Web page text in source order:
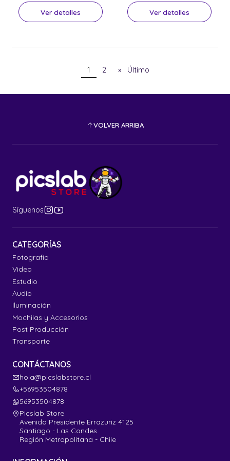
Ver detalles Ver detalles
1 2 » Último
VOLVER ARRIBA
Síguenos
CATEGORÍAS
Fotografía
Video
Estudio
Audio
Iluminación
Mochilas y Accesorios
Post Producción
Transporte
CONTÁCTANOS
hola@picslabstore.cl
+56953504878
56953504878
Picslab Store
Avenida Presidente Errazuriz 4125
Santiago - Las Condes
Región Metropolitana - Chile